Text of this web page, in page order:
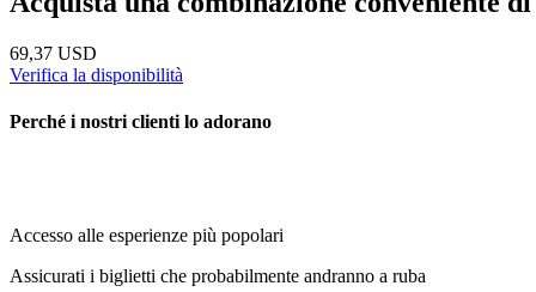
69,37 USD
Verifica la disponibilità
Perché i nostri clienti lo adorano
Accesso alle esperienze più popolari
Assicurati i biglietti che probabilmente andranno a ruba